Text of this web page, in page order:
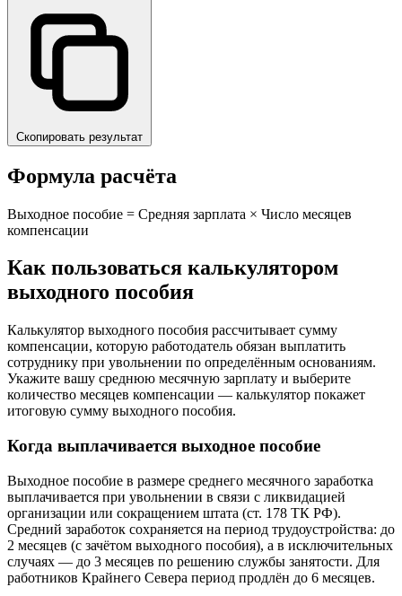
Скопировать результат
Формула расчёта
Выходное пособие = Средняя зарплата × Число месяцев
компенсации
Как пользоваться калькулятором
выходного пособия
Калькулятор выходного пособия рассчитывает сумму
компенсации, которую работодатель обязан выплатить
сотруднику при увольнении по определённым основаниям.
Укажите вашу среднюю месячную зарплату и выберите
количество месяцев компенсации — калькулятор покажет
итоговую сумму выходного пособия.
Когда выплачивается выходное пособие
Выходное пособие в размере среднего месячного заработка
выплачивается при увольнении в связи с ликвидацией
организации или сокращением штата (ст. 178 ТК РФ).
Средний заработок сохраняется на период трудоустройства: до
2 месяцев (с зачётом выходного пособия), а в исключительных
случаях — до 3 месяцев по решению службы занятости. Для
работников Крайнего Севера период продлён до 6 месяцев.